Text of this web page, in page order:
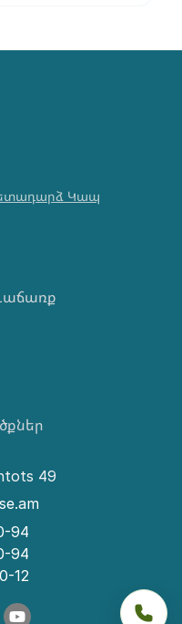
Կապ
49
94
94
12